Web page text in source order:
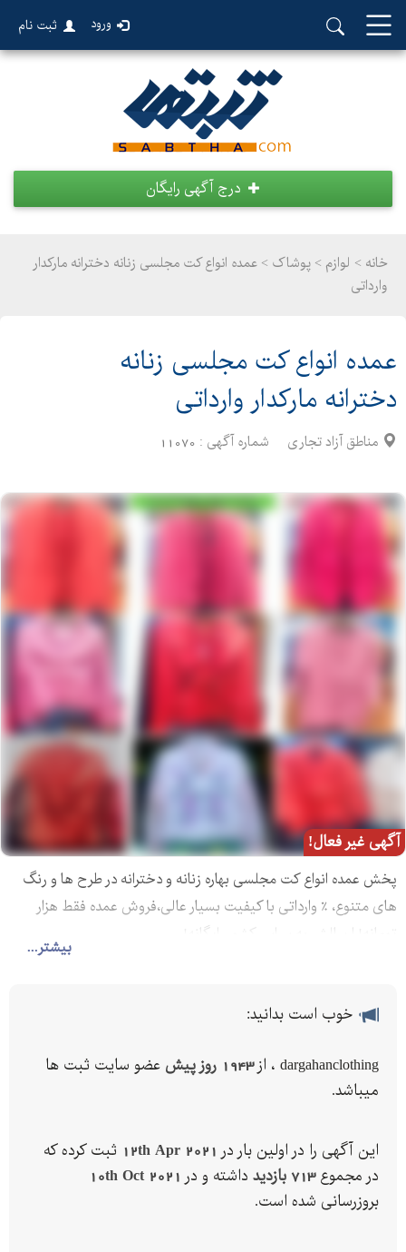
ورود ثبت نام
درج آگهی رایگان
خانه > لوازم > پوشاک > عمده انواع کت مجلسی زنانه دخترانه مارکدار
وارداتی
عمده انواع کت مجلسی زنانه
دخترانه مارکدار وارداتی
مناطق آزاد تجاری شماره آگهی : 11070
آگهی غیر فعال!
بیشتر...
پخش عمده انواع کت مجلسی بهاره زنانه و دخترانه در طرح ها و رنگ
های متنوع، ٪ وارداتی با کیفیت بسیار عالی،فروش عمده فقط هزار
تومانه! ارسالش به سراسر کشور رایگانه!
خوب است بدانید:
dargahanclothing ، از 1943 روز پیش
عضو سایت ثبت ها
میباشد.
این آگهی را در اولین بار در 12th Apr 2021 ثبت کرده که
در مجموع713 بازدید داشته و در 10th Oct 2021
بروزرسانی شده است.